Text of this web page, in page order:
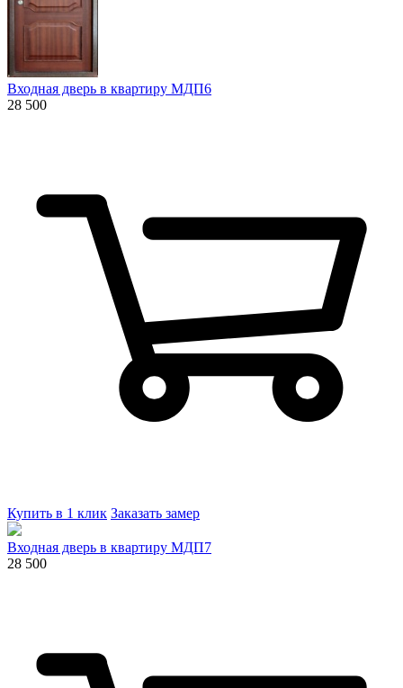
Входная дверь в квартиру МДП6
28 500
Купить в 1 клик Заказать замер
Входная дверь в квартиру МДП7
28 500